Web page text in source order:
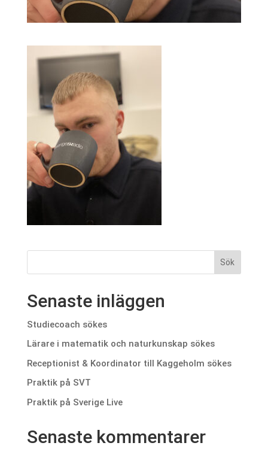
Senaste inläggen
Studiecoach sökes
Lärare i matematik och naturkunskap sökes
Receptionist & Koordinator till Kaggeholm sökes
Praktik på SVT
Praktik på Sverige Live
Senaste kommentarer